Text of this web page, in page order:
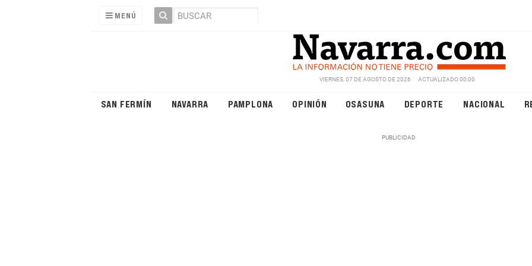
MENÚ
VIERNES, 07 DE AGOSTO DE 2026 ACTUALIZADO 00:00
SAN FERMÍN NAVARRA PAMPLONA OPINIÓN OSASUNA DEPORTE NACIONAL